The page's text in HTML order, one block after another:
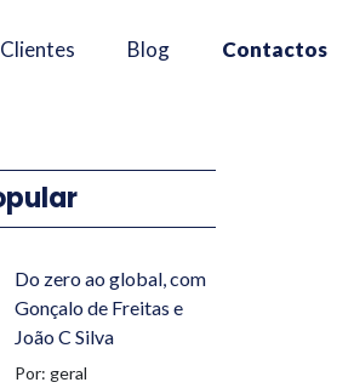
Clientes Blog Contactos
×
Do zero ao global, com
Gonçalo de Freitas e
João C Silva
Por: geral